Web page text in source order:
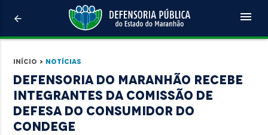
arrow_back menu
Início > Notícias
Defensoria do Maranhão recebe
integrantes da Comissão de
Defesa do Consumidor do
Condege